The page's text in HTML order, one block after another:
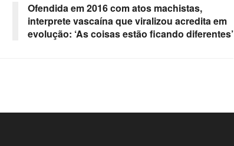
Ofendida em 2016 com atos machistas,
interprete vascaína que viralizou acredita em
evolução: ‘As coisas estão ficando diferentes’